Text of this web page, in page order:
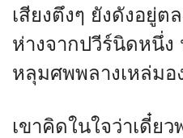
เสียงตึงๆ ยังดังอยู่
ห่างจากปวีร์นิดหนึ่ง
หลุมศพพลางเหล่มอ
เขาคิดในใจว่าเดี๋ย